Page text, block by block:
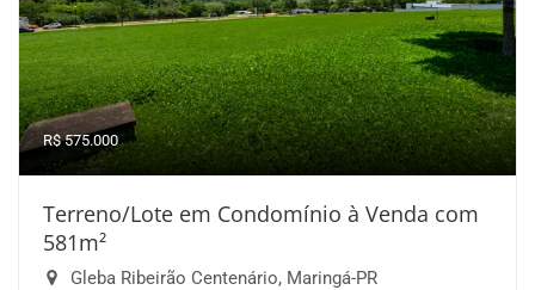
R$ 575.000
Terreno/Lote em Condomínio à Venda com
581m²
Gleba Ribeirão Centenário, Maringá-PR